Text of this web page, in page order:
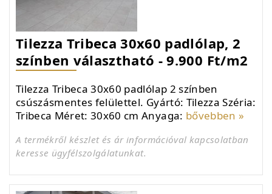
Tilezza Tribeca 30x60 padlólap, 2
színben választható - 9.900 Ft/m2
Tilezza Tribeca 30x60 padlólap 2 színben
csúszásmentes felülettel. Gyártó: Tilezza Széria:
Tribeca Méret: 30x60 cm Anyaga: bővebben »
A termékről készlet és ár információval kapcsolatban
keresse ügyfélszolgálatunkat.